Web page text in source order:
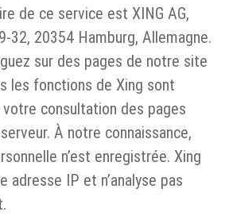
de ce service est XING AG,
32, 20354 Hamburg, Allemagne.
sur des pages de notre site
les fonctions de Xing sont
consultation des pages
À notre connaissance,
n’est enregistrée. Xing
adresse IP et n’analyse pas